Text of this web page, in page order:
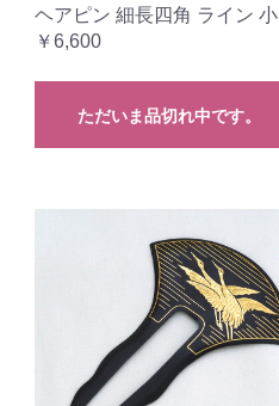
ヘアピン 細長四角 ライン 小
￥6,600
ただいま品切れ中です。